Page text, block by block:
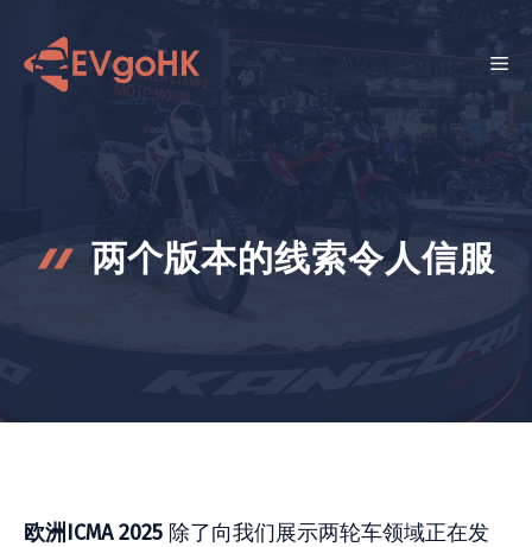
菜
两个版本的线索令人信服
欧洲ICMA 2025 除了向我们展示两轮车领域正在发